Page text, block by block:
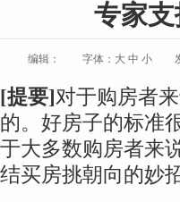
专家
编辑： 字体： 大 中 小
[提要]对于购房者
的。好房子的标准
于大多数购房者来
结买房挑朝向的妙